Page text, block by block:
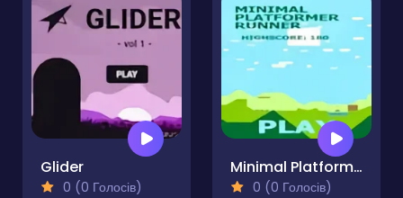
Glider
0 (0 Голосів)
Minimal Platformer Runner
0 (0 Голосів)